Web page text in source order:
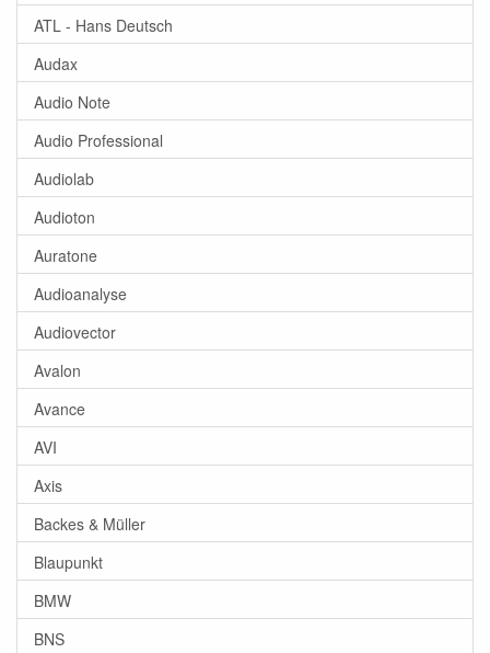
ATL - Hans Deutsch
Audax
Audio Note
Audio Professional
Audiolab
Audioton
Auratone
Audioanalyse
Audiovector
Avalon
Avance
AVI
Axis
Backes & Müller
Blaupunkt
BMW
BNS